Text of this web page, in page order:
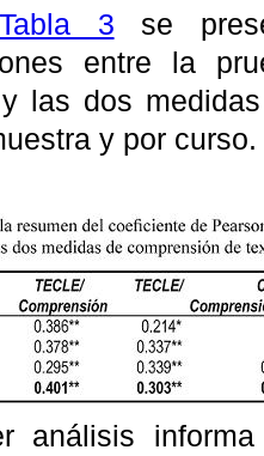
Tabla 3 se
entre la
las dos
y por curso.
análisis